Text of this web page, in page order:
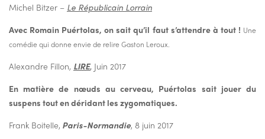
Michel Bitzer – Le Républicain Lorrain
Avec Romain Puértolas, on sait qu’il faut s’attendre à tout ! Une
comédie qui donne envie de relire Gaston Leroux.
Alexandre Fillon, LIRE, Juin 2017
En matière de nœuds au cerveau, Puértolas sait jouer du
suspens tout en déridant les zygomatiques.
Frank Boitelle, Paris-Normandie, 8 juin 2017